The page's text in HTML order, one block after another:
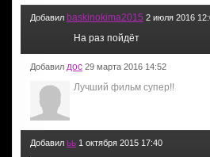
Добавил baskinokima2015 2 июля 2016
На раз пойдёт
Добавил дос 29 марта 2016 14:52
Лучший фильм супер!!
Добавил ьь 1 октября 2015 17:40